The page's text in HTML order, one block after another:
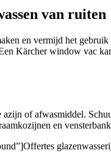
van ruiten
en vermijd het
Kärcher window vac
of afwasmiddel.
en